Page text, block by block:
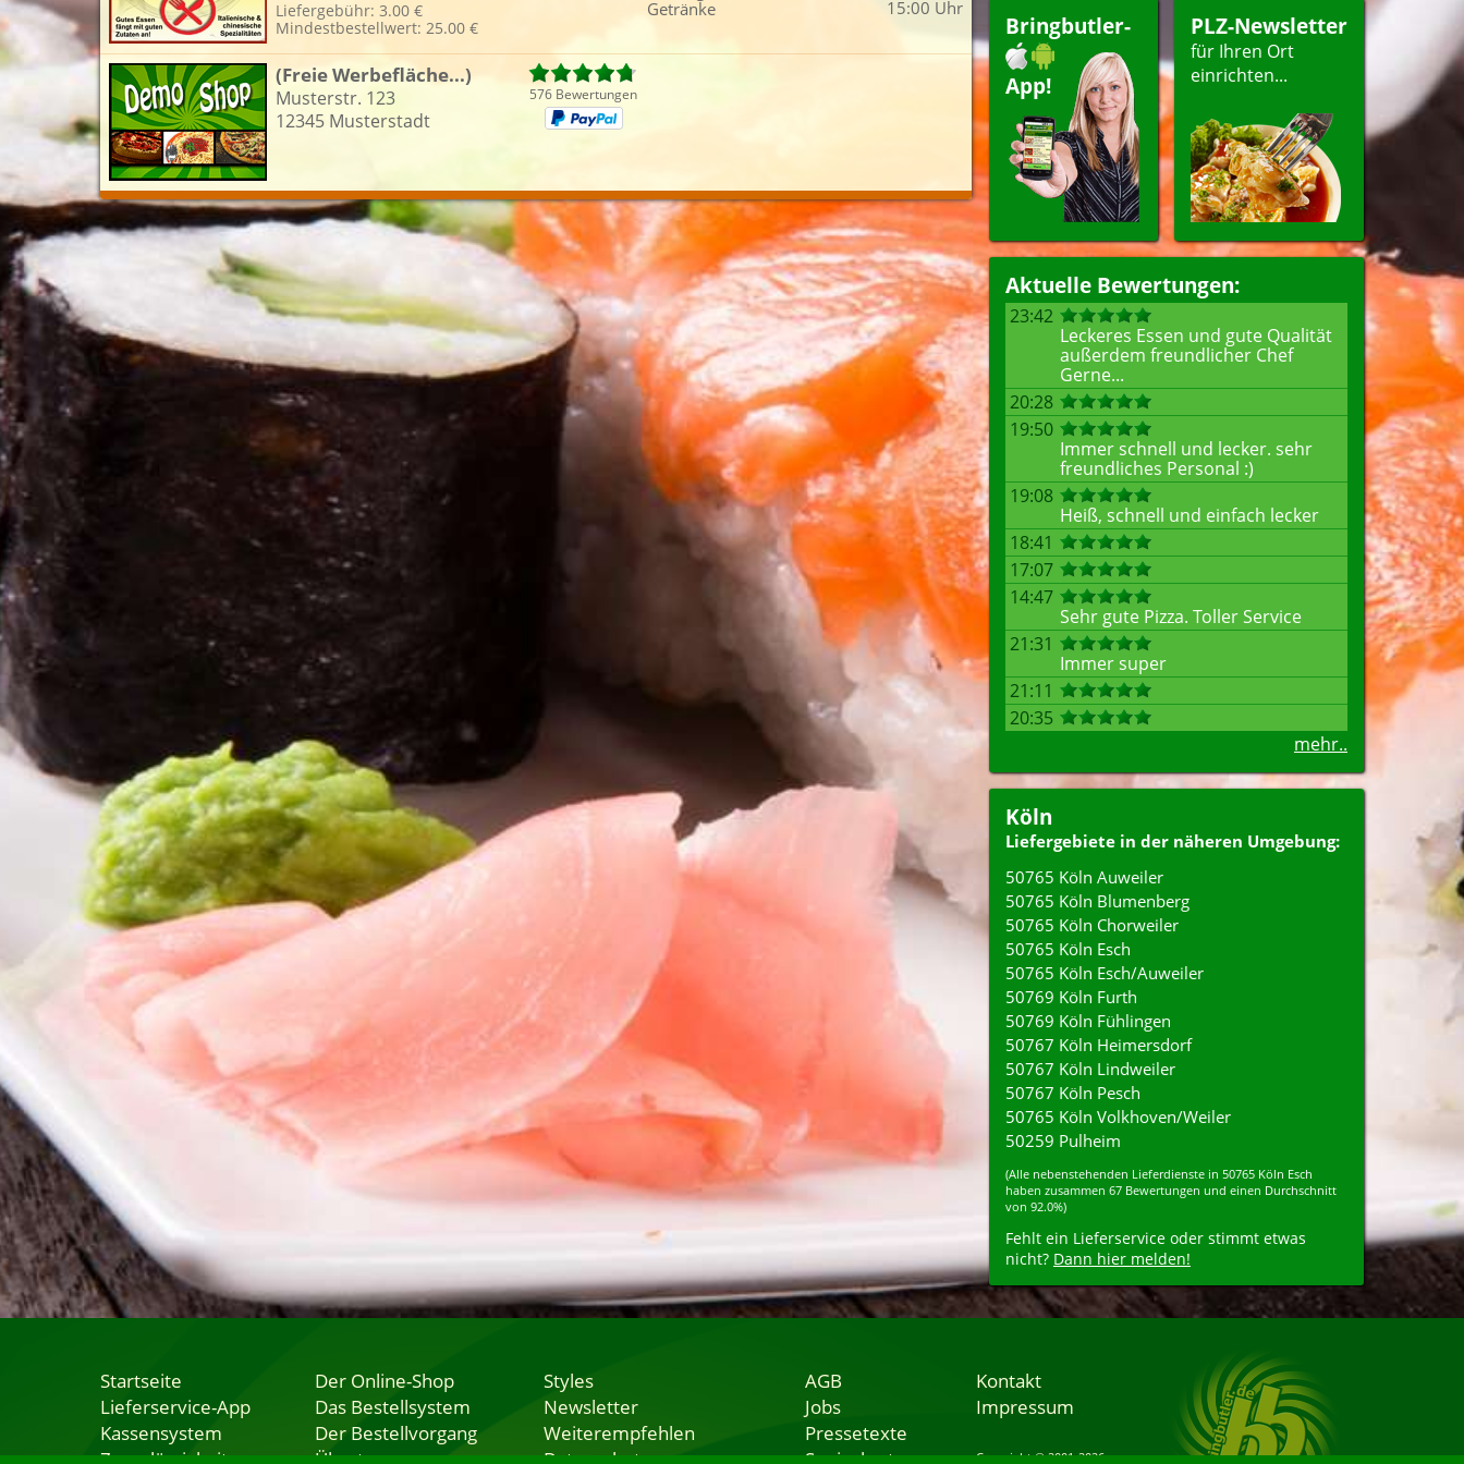
Bringbutler-
App!
PLZ-Newsletter
für Ihren Ort
einrichten...
Aktuelle Bewertungen:
23:42
Leckeres Essen und gute Qualität
außerdem freundlicher Chef
Gerne...
20:28
19:50
Immer schnell und lecker. sehr
freundliches Personal :)
19:08
Heiß, schnell und einfach lecker
18:41
17:07
14:47
Sehr gute Pizza. Toller Service
21:31
Immer super
21:11
20:35
mehr..
Köln
Liefergebiete in der näheren Umgebung:
50765 Köln Auweiler
50765 Köln Blumenberg
50765 Köln Chorweiler
50765 Köln Esch
50765 Köln Esch/Auweiler
50769 Köln Furth
50769 Köln Fühlingen
50767 Köln Heimersdorf
50767 Köln Lindweiler
50767 Köln Pesch
50765 Köln Volkhoven/Weiler
50259 Pulheim
(Alle nebenstehenden Lieferdienste in 50765 Köln Esch
haben zusammen 67 Bewertungen und einen Durchschnitt
von 92.0%)
Fehlt ein Lieferservice oder stimmt etwas
nicht? Dann hier melden!
Auflauf
Dessert
Liefertermin:
sofort
für Uhr bestellen
Liefergebühr: 3.00 €
Mindestbestellwert: 25.00 €
Getränke
15:00 Uhr
(Freie Werbefläche...)
Musterstr. 123
12345 Musterstadt
576 Bewertungen
Startseite
Lieferservice-App
Kassensystem
Zuverlässigkeit
Der Online-Shop
Das Bestellsystem
Der Bestellvorgang
Übertragung
Styles
Newsletter
Weiterempfehlen
Datenschutz
AGB
Jobs
Pressetexte
Speisekarten
Kontakt
Impressum
Copyright © 2001-2026